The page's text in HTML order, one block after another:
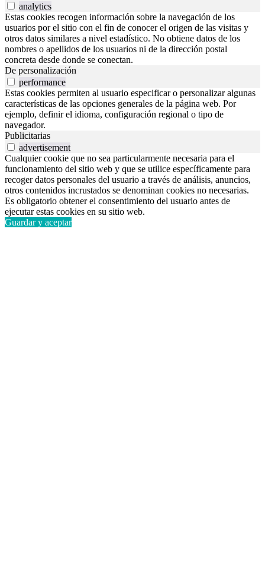
analytics
Estas cookies recogen información sobre la navegación de los
usuarios por el sitio con el fin de conocer el origen de las visitas y
otros datos similares a nivel estadístico. No obtiene datos de los
nombres o apellidos de los usuarios ni de la dirección postal
concreta desde donde se conectan.
De personalización
performance
Estas cookies permiten al usuario especificar o personalizar algunas
características de las opciones generales de la página web. Por
ejemplo, definir el idioma, configuración regional o tipo de
navegador.
Publicitarias
advertisement
Cualquier cookie que no sea particularmente necesaria para el
funcionamiento del sitio web y que se utilice específicamente para
recoger datos personales del usuario a través de análisis, anuncios,
otros contenidos incrustados se denominan cookies no necesarias.
Es obligatorio obtener el consentimiento del usuario antes de
ejecutar estas cookies en su sitio web.
Guardar y aceptar